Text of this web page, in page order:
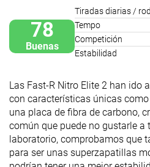
78
Buenas
Tiradas diarias /
Tempo
Competición
Estabilidad
Las Fast-R Nitro Elite 2 han ido
con características únicas
una placa de fibra de carbono,
común que puede no gustarle a
laboratorio, comprobamos que
para ser unas superzapatillas